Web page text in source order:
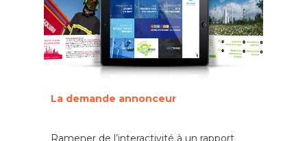
La demande annonceur
Ramener de l’interactivité à un rapport